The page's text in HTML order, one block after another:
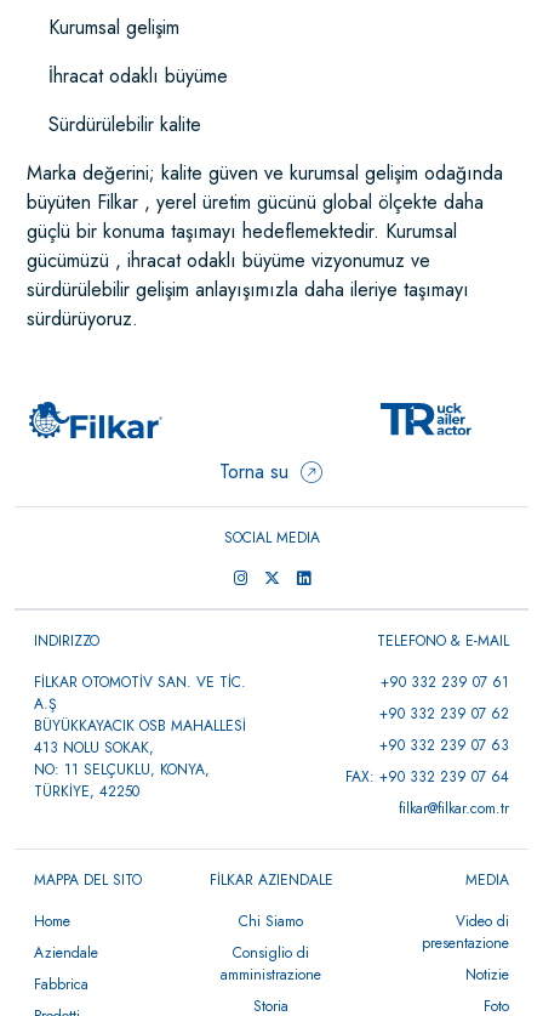
Kurumsal gelişim
İhracat odaklı büyüme
Sürdürülebilir kalite
Marka değerini; kalite güven ve kurumsal gelişim odağında
büyüten Filkar , yerel üretim gücünü global ölçekte daha
güçlü bir konuma taşımayı hedeflemektedir. Kurumsal
gücümüzü , ihracat odaklı büyüme vizyonumuz ve
sürdürülebilir gelişim anlayışımızla daha ileriye taşımayı
sürdürüyoruz.
Torna su
SOCIAL MEDIA
INDIRIZZO
FİLKAR OTOMOTİV SAN. VE TİC.
A.Ş
BÜYÜKKAYACIK OSB MAHALLESİ
413 NOLU SOKAK,
NO: 11 SELÇUKLU, KONYA,
TÜRKİYE, 42250
TELEFONO & E-MAIL
+90 332 239 07 61
+90 332 239 07 62
+90 332 239 07 63
FAX: +90 332 239 07 64
filkar@filkar.com.tr
MAPPA DEL SITO
Home
Aziendale
Fabbrica
FİLKAR AZIENDALE
Chi Siamo
Consiglio di
amministrazione
Storia
MEDIA
Video di
presentazione
Notizie
Foto